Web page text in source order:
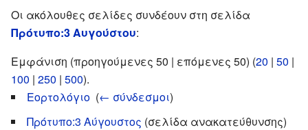
Οι ακόλουθες σελίδες συνδέουν στη σελίδα
Πρότυπο:3 Αυγούστου:
Εμφάνιση (προηγούμενες 50 | επόμενες 50) (20 | 50 |
100 | 250 | 500).
Εορτολόγιο (← σύνδεσμοι)
Πρότυπο:3 Αύγουστος (σελίδα ανακατεύθυνσης) ‎